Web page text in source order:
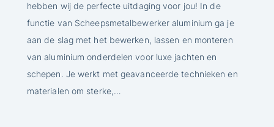
hebben wij de perfecte uitdaging voor jou! In de
functie van Scheepsmetalbewerker aluminium ga je
aan de slag met het bewerken, lassen en monteren
van aluminium onderdelen voor luxe jachten en
schepen. Je werkt met geavanceerde technieken en
materialen om sterke,…